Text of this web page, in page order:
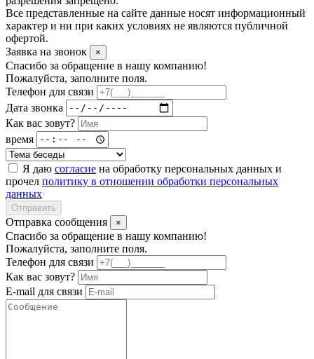
Все представленные на сайте данные носят информационный
характер и ни при каких условиях не являются публичной
офертой.
Заявка на звонок
×
Спасибо за обращение в нашу компанию!
Пожалуйста, заполните поля.
Телефон для связи
Дата звонка
Как вас зовут?
время
Я даю согласие на обработку персональных данных и
прочел политику в отношении обработки персональных
данных
Отправить
Отправка сообщения ×
Спасибо за обращение в нашу компанию!
Пожалуйста, заполните поля.
Телефон для связи
Как вас зовут?
E-mail для связи